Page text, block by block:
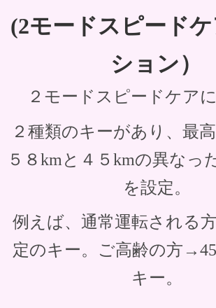
(2モードスピード
ション）
２モードスピードケア
２種類のキーがあり、最
５８kmと４５kmの異なっ
を設定。
例えば、通常運転される
定のキー。ご高齢の方
キー。